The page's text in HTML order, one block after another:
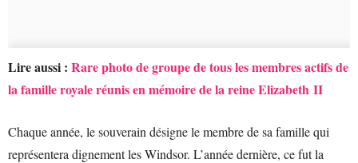
Lire aussi : Rare photo de groupe de tous les membres actifs de
la famille royale réunis en mémoire de la reine Elizabeth II
Chaque année, le souverain désigne le membre de sa famille qui
représentera dignement les Windsor. L’année dernière, ce fut la